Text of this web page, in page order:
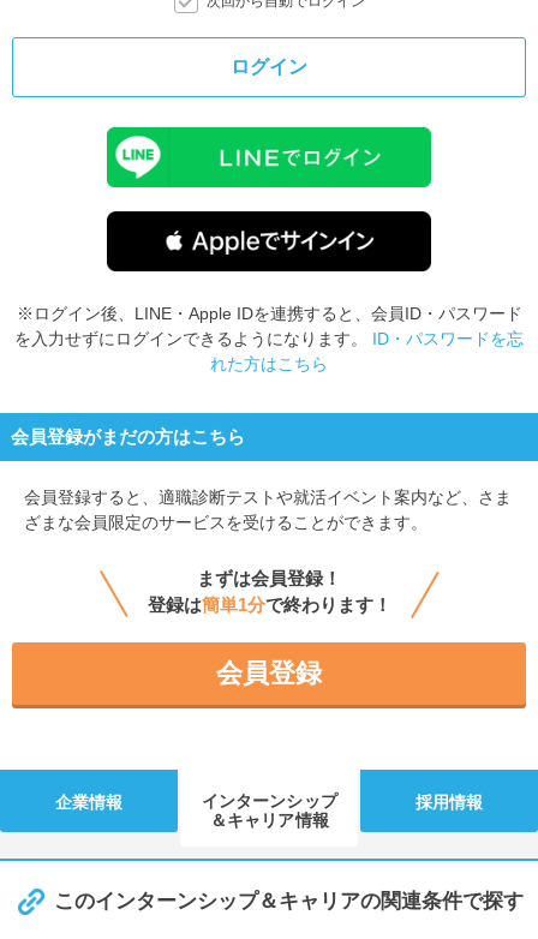
ログイン
※ログイン後、LINE・Apple IDを連携すると、会員ID・パスワード
を入力せずにログインできるようになります。 ID・パスワードを忘
れた方はこちら
会員登録がまだの方はこちら
会員登録すると、 適職診断テストや就活イベント案内など、さま
ざまな会員限定のサービスを受けることができます。
まずは会員登録！
登録は簡単1分で終わります！
会員登録
企業情報
インターンシップ
＆キャリア情報
採用情報
このインターンシップ＆キャリアの関連条件で探す